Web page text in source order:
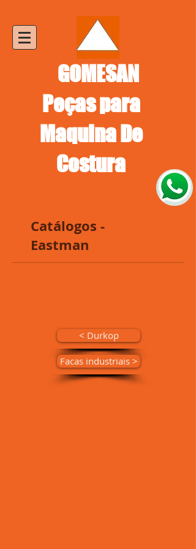
GOMESAN
Peças para
Maquina De
Costura
Catálogos -
Eastman
< Durkop
Facas industriais >